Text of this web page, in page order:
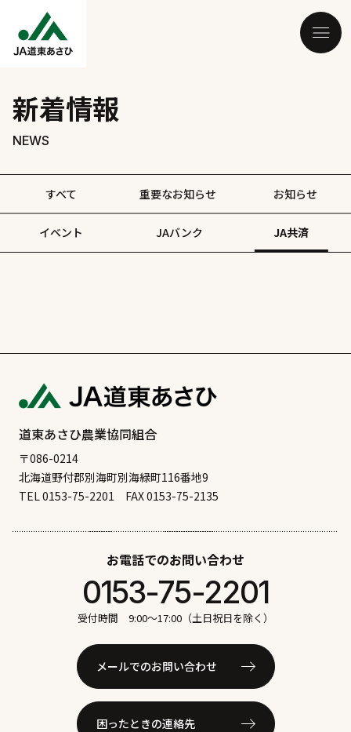
新着情報
NEWS
すべて 重要なお知らせ お知らせ
イベント JAバンク JA共済
道東あさひ農業協同組合
〒086-0214
北海道野付郡別海町別海緑町116番地9
TEL 0153-75-2201 FAX 0153-75-2135
お電話でのお問い合わせ
0153-75-2201
受付時間 9:00〜17:00（土日祝日を除く）
メールでのお問い合わせ
困ったときの連絡先